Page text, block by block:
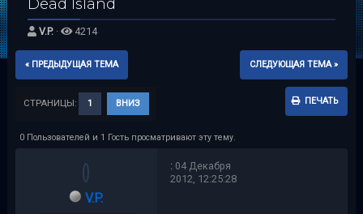
Dead Island
V.P.· 4214
« ПРЕДЫДУЩАЯ ТЕМА СЛЕДУЮЩАЯ ТЕМА »
ПЕЧАТЬ
СТРАНИЦЫ: 1 ВНИЗ
0 Пользователей и 1 Гость просматривают эту тему.
V.P.
:04 Декабря
2012, 12:25:28